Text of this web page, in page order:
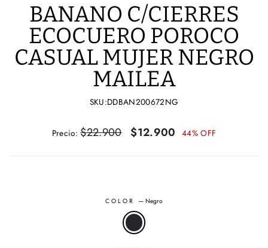
BANANO C/CIERRES
ECOCUERO POROCO
CASUAL MUJER NEGRO
MAILEA
SKU:DDBAN200672NG
Precio
Precio:$22.900
Precio
oferta
$12.900 44% OFF
COLOR—Negro